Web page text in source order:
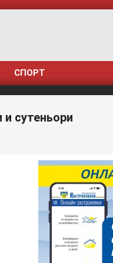
СПОРТ
и сутеньори